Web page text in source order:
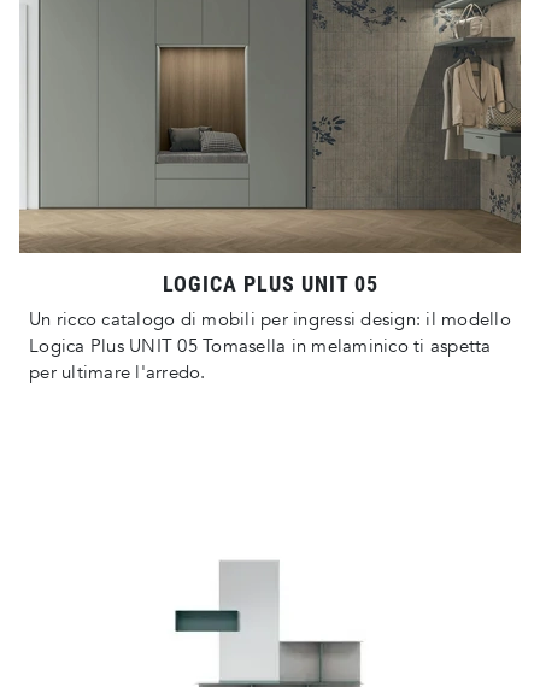
LOGICA PLUS UNIT 05
Un ricco catalogo di mobili per ingressi design: il modello
Logica Plus UNIT 05 Tomasella in melaminico ti aspetta
per ultimare l'arredo.